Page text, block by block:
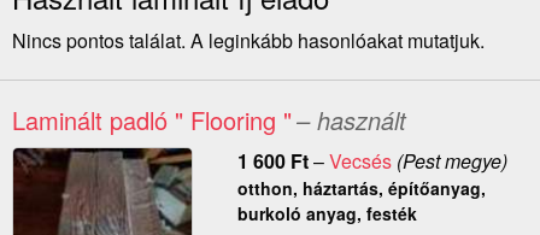
Nincs pontos találat. A leginkább hasonlóakat mutatjuk.
Laminált padló " Flooring "– használt
1 600 Ft–Vecsés(Pest megye)
otthon, háztartás, építőanyag,
burkoló anyag, festék